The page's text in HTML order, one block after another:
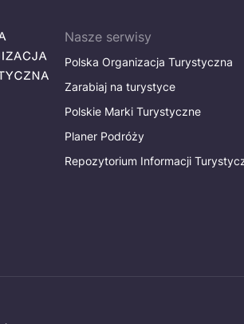
Nasze serwisy
Polska Organizacja Turystyczna
Zarabiaj na turystyce
Polskie Marki Turystyczne
Planer Podróży
Repozytorium Informacji